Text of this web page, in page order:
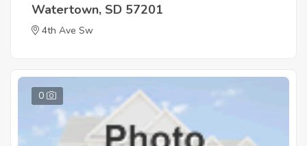
Watertown, SD 57201
4th Ave Sw
0